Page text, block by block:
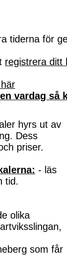
tiderna för
registrera ditt
vardag så
hyrs ut av
Dess
priser.
- läs
tid.
olika
som får